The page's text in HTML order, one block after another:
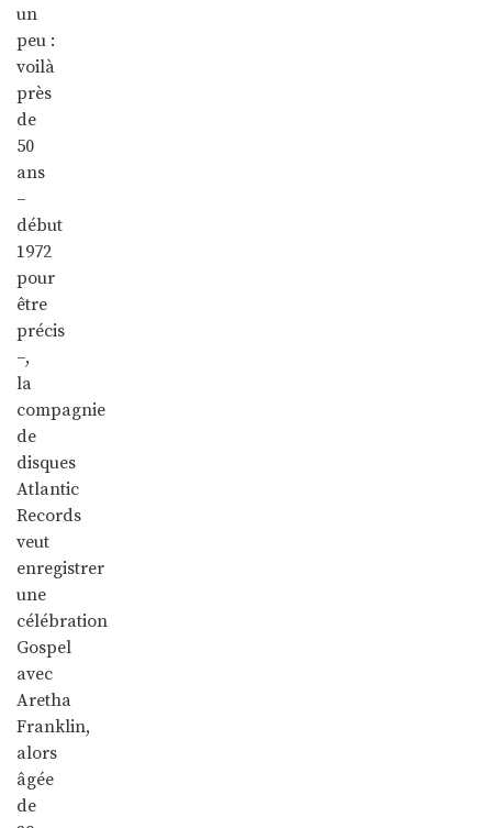
un
peu :
voilà
près
de
50
ans
–
début
1972
pour
être
précis
–,
la
compagnie
de
disques
Atlantic
Records
veut
enregistrer
une
célébration
Gospel
avec
Aretha
Franklin,
alors
âgée
de